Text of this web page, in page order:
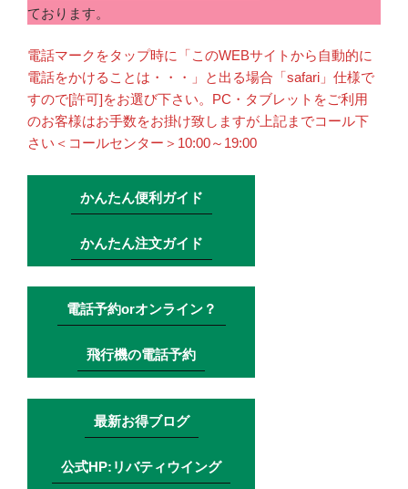
ております。
電話マークをタップ時に「このWEBサイトから自動的に
電話をかけることは・・・」と出る場合「safari」仕様で
すので[許可]をお選び下さい。PC・タブレットをご利用
のお客様はお手数をお掛け致しますが上記までコール下
さい＜コールセンター＞10:00～19:00
かんたん便利ガイド
かんたん注文ガイド
電話予約orオンライン？
飛行機の電話予約
最新お得ブログ
公式HP:リバティウイング